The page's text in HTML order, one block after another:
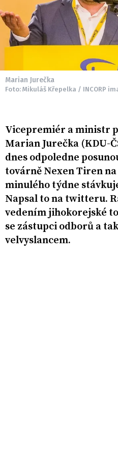
Marian Jurečka
Foto: Mikuláš Křepelka / INCORP
Vicepremiér a ministr
Marian Jurečka (KDU-
dnes odpoledne
továrně Nexen Tiren
minulého týdne
Napsal to na twitteru.
vedením jihokorejské
se zástupci odborů a
velvyslancem.